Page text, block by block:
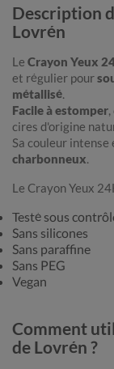
Description
Lovrén
Le Crayon Yeux
et régulier pour
métallisé.
Facile à estomper
cires d'origine
Sa couleur
charbonneux.
Le Crayon Yeux
Testé sous
Sans silicones
Sans paraffine
Sans PEG
Vegan
Comment
de Lovrén ?